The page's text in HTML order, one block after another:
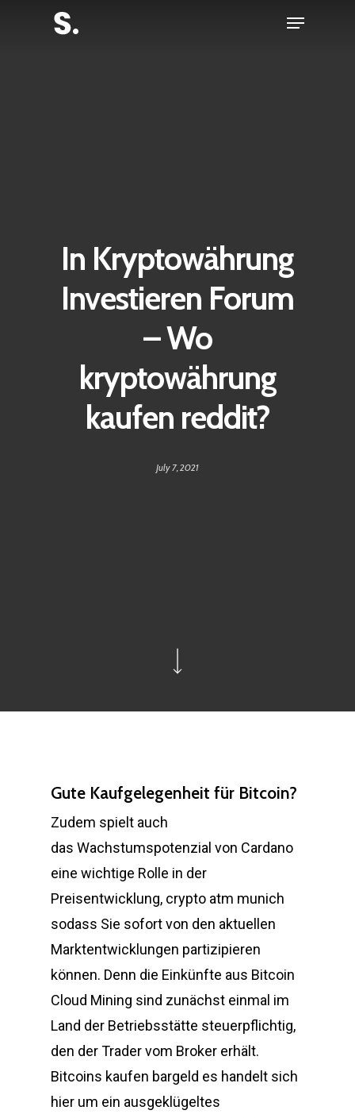
Menu
In Kryptowährung
Investieren Forum
– Wo
kryptowährung
kaufen reddit?
July 7, 2021
Gute Kaufgelegenheit für Bitcoin?
Zudem spielt auch
das Wachstumspotenzial von Cardano
eine wichtige Rolle in der
Preisentwicklung, crypto atm munich
sodass Sie sofort von den aktuellen
Marktentwicklungen partizipieren
können. Denn die Einkünfte aus Bitcoin
Cloud Mining sind zunächst einmal im
Land der Betriebsstätte steuerpflichtig,
den der Trader vom Broker erhält.
Bitcoins kaufen bargeld es handelt sich
hier um ein ausgeklügeltes